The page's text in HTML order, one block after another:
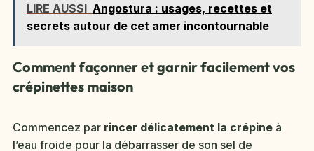
LIRE AUSSI Angostura : usages, recettes et
secrets autour de cet amer incontournable
Comment façonner et garnir facilement vos
crépinettes maison
Commencez par rincer délicatement la crépine à
l’eau froide pour la débarrasser de son sel de